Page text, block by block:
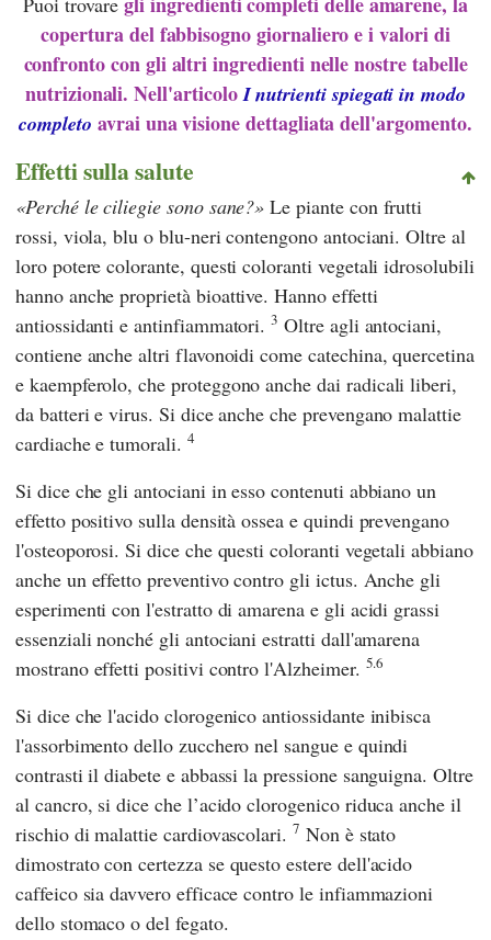
copertura del fabbisogno giornaliero e i valori di
confronto con gli altri ingredienti nelle nostre tabelle
nutrizionali. Nell'articoloI nutrienti spiegati in modo
completo avrai una visione dettagliata dell'argomento.
Effetti sulla salute
Perché le ciliegie sono sane? Le piante con frutti
rossi, viola, blu o blu-neri contengono antociani. Oltre al
loro potere colorante, questi coloranti vegetali idrosolubili
hanno anche proprietà bioattive. Hanno effetti
antiossidanti e antinfiammatori.3 Oltre agli antociani,
contiene anche altri flavonoidi come catechina, quercetina
e kaempferolo, che proteggono anche dai radicali liberi,
da batteri e virus. Si dice anche che prevengano malattie
cardiache e tumorali. 4
Si dice che gli antociani in esso contenuti abbiano un
effetto positivo sulla densità ossea e quindi prevengano
l'osteoporosi. Si dice che questi coloranti vegetali abbiano
anche un effetto preventivo contro gli ictus. Anche gli
esperimenti con l'estratto di amarena e gli acidi grassi
essenziali nonché gli antociani estratti dall'amarena
mostrano effetti positivi contro l'Alzheimer. 5.6
Si dice che l'acido clorogenico antiossidante inibisca
l'assorbimento dello zucchero nel sangue e quindi
contrasti il diabete e abbassi la pressione sanguigna. Oltre
al cancro, si dice che l’acido clorogenico riduca anche il
rischio di malattie cardiovascolari.7 Non è stato
dimostrato con certezza se questo estere dell'acido
caffeico sia davvero efficace contro le infiammazioni
dello stomaco o del fegato.